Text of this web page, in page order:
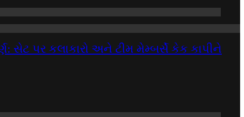
સેટ પર કલાકારો અને ટીમ મેમ્બર્સે કેક કાપીને